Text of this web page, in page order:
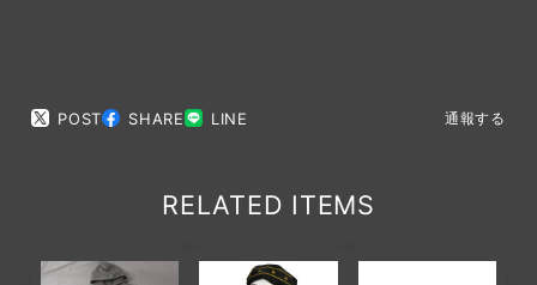
POST SHARE LINE 通報する
RELATED ITEMS